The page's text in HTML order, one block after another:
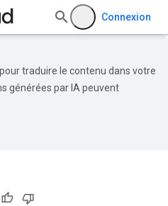
Connexion
traduire le contenu dans votre
générées par IA peuvent